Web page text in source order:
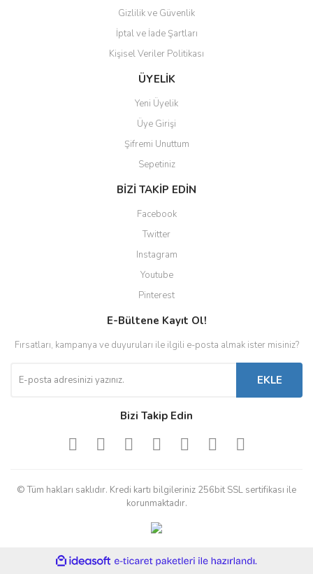
Gönder
Gizlilik ve Güvenlik
İptal ve İade Şartları
Kişisel Veriler Politikası
ÜYELİK
Yeni Üyelik
Üye Girişi
Şifremi Unuttum
Sepetiniz
BİZİ TAKİP EDİN
Facebook
Twitter
Instagram
Youtube
Pinterest
E-Bültene Kayıt Ol!
Fırsatları, kampanya ve duyuruları ile ilgili e-posta almak ister misiniz?
EKLE
Bizi Takip Edin
© Tüm hakları saklıdır. Kredi kartı bilgileriniz 256bit SSL sertifikası ile
korunmaktadır.
ideasoft
e-